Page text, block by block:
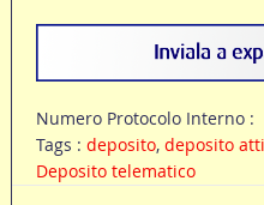
Numero Protocolo Interno :
Tags : deposito, deposito atti
Deposito telematico